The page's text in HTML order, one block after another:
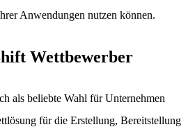
Anwendungen nutzen können.
Wettbewerber
als beliebte Wahl für Unternehmen
für die Erstellung, Bereitstellung